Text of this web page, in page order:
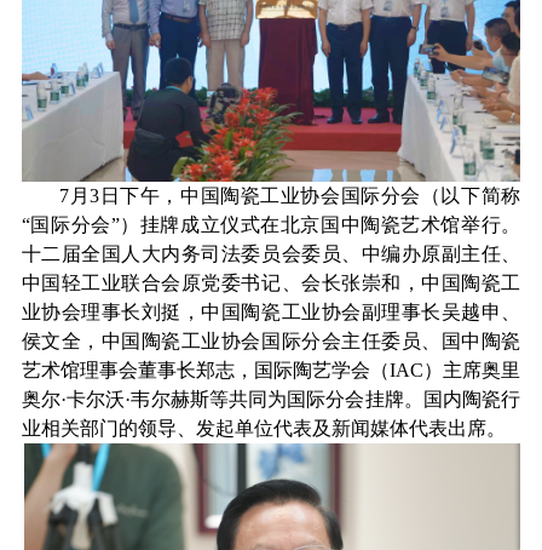
7月3日下午，中国陶瓷工业协会国际分会（以下简称
“国际分会”）挂牌成立仪式在北京国中陶瓷艺术馆举行。
十二届全国人大内务司法委员会委员、中编办原副主任、
中国轻工业联合会原党委书记、会长张崇和，中国陶瓷工
业协会理事长刘挺，中国陶瓷工业协会副理事长吴越申、
侯文全，中国陶瓷工业协会国际分会主任委员、国中陶瓷
艺术馆理事会董事长郑志，国际陶艺学会（IAC）主席奥里
奥尔·卡尔沃·韦尔赫斯等共同为国际分会挂牌。国内陶瓷行
业相关部门的领导、发起单位代表及新闻媒体代表出席。